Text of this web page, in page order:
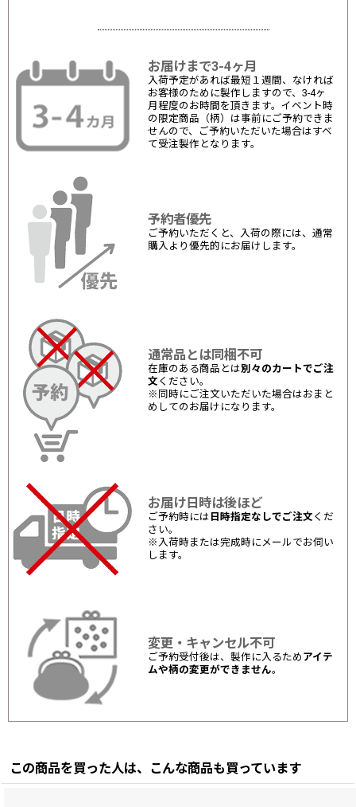
お届けまで3-4ヶ月
入荷予定があれば最短１週間、なければ
お客様のために製作しますので、3-4ヶ
月程度のお時間を頂きます。イベント時
の限定商品（柄）は事前にご予約できま
せんので、ご予約いただいた場合はすべ
て受注製作となります。
予約者優先
ご予約いただくと、入荷の際には、通常
購入より優先的にお届けします。
通常品とは同梱不可
在庫のある商品とは別々のカートでご注
文 ください。
※同時にご注文いただいた場合はおまと
めしてのお届けになります。
お届け日時は後ほど
ご予約時には 日時指定なしでご注文 くだ
さい。
※入荷時または完成時にメールでお伺い
します。
変更・キャンセル不可
ご予約受付後は、製作に入るため アイテ
ムや柄の変更ができません。
この商品を買った人は、こんな商品も買っています